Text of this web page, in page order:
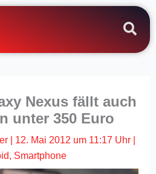
Nexus fällt auch
unter 350 Euro
12. Mai 2012 um 11:17 Uhr
, Smartphone